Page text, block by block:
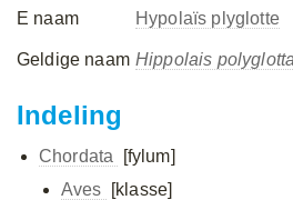
E naam Hypolaïs plyglotte
Geldige naam Hippolais polyglotta
Indeling
Chordata
[fylum]
Aves
[klasse]